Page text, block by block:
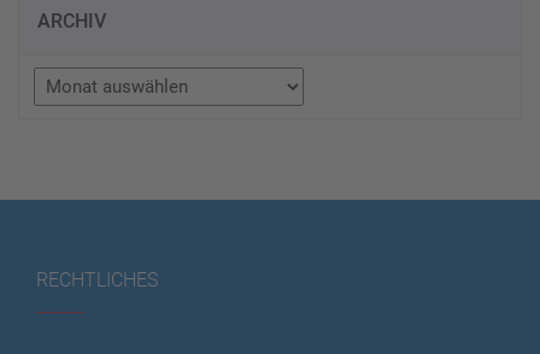
ARCHIV
Archiv
RECHTLICHES